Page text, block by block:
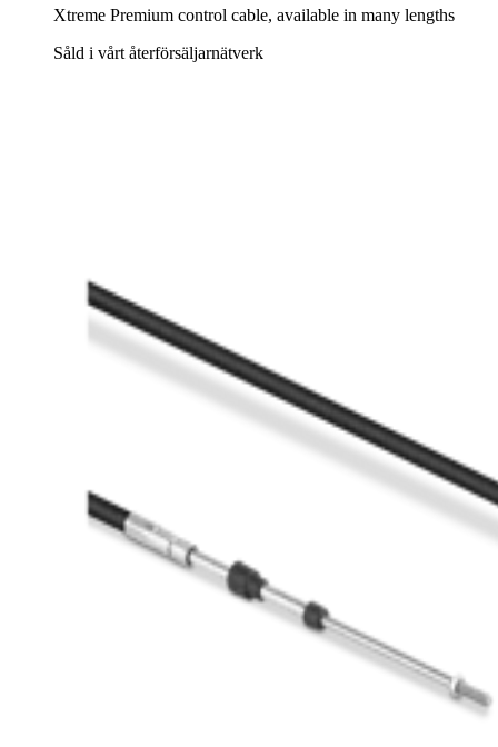
Xtreme Premium control cable, available in many lengths
Såld i vårt återförsäljarnätverk